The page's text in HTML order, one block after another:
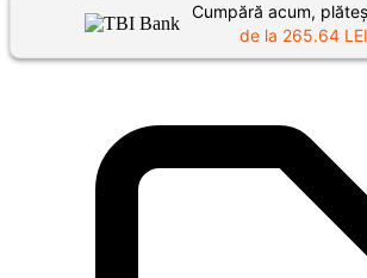
Cumpără acum,
de la 265.64